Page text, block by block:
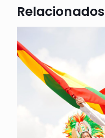
Relacionados